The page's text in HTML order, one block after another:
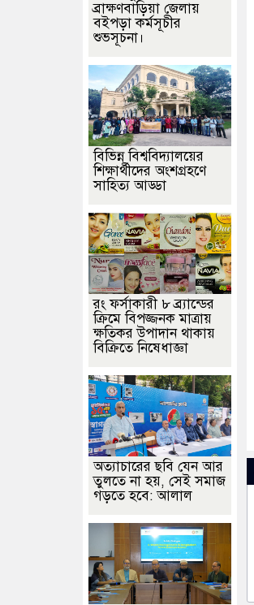
ব্রাক্ষণবাড়িয়া জেলায়
বইপড়া কর্মসূচীর
শুভসূচনা।
বিভিন্ন বিশ্ববিদ্যালয়ের
শিক্ষার্থীদের অংশগ্রহণে
সাহিত্য আড্ডা
রং ফর্সাকারী ৮ ব্র্যান্ডের
ক্রিমে বিপজ্জনক মাত্রায়
ক্ষতিকর উপাদান থাকায়
বিক্রিতে নিষেধাজ্ঞা
অত্যাচারের ছবি যেন আর
তুলতে না হয়, সেই সমাজ
গড়তে হবে: আলাল